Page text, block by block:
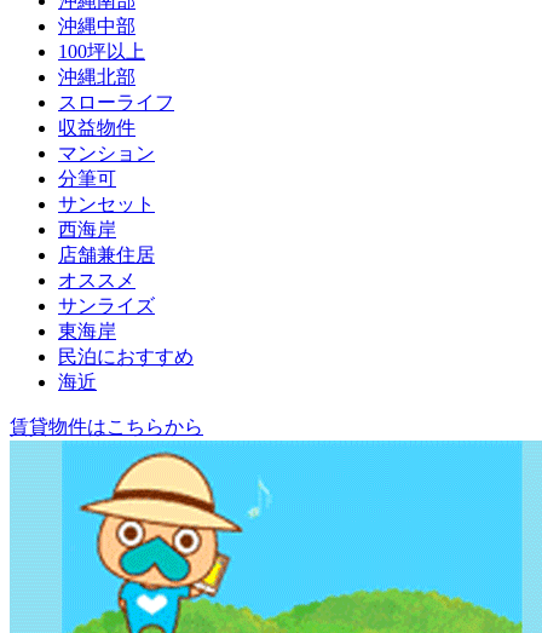
沖縄中部
100坪以上
沖縄北部
スローライフ
収益物件
マンション
分筆可
サンセット
西海岸
店舗兼住居
オススメ
サンライズ
東海岸
民泊におすすめ
海近
賃貸物件はこちらから